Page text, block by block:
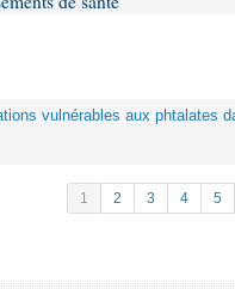
vulnérables aux phtalates
1 2 3 4 5